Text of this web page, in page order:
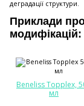
деградації структури.
Приклади
Beneliss Topplex,
мл